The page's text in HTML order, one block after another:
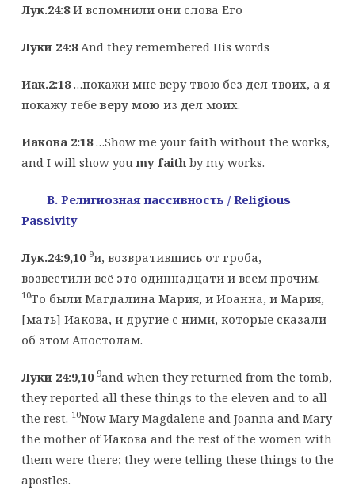
Лук.24:8И вспомнили они слова Его
Луки 24:8And they remembered His words
Иак.2:18…покажи мне веру твою без дел твоих, а я
покажу тебеверу мою из дел моих.
Иакова 2:18…Show me your faith without the works,
and I will show you my faith by my works.
B. Религиозная пассивность / Religious
Passivity
Лук.24:9,10 9и, возвратившись от гроба,
возвестили всё это одиннадцати и всем прочим.
10То были Магдалина Мария, и Иоанна, и Мария,
[мать] Иакова, и другие с ними, которые сказали
об этом Апостолам.
Луки 24:9,10 9and when they returned from the tomb,
they reported all these things to the eleven and to all
the rest. 10Now Mary Magdalene and Joanna and Mary
the mother of Иакова and the rest of the women with
them were there; they were telling these things to the
apostles.